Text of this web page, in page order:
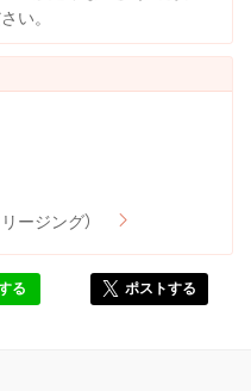
い。
ージング）
る ポストする